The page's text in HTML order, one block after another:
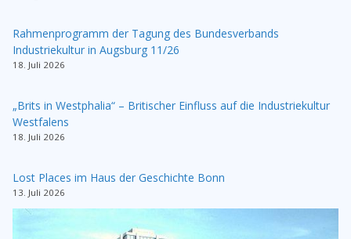
Rahmenprogramm der Tagung des Bundesverbands
Industriekultur in Augsburg 11/26
18. Juli 2026
„Brits in Westphalia“ – Britischer Einfluss auf die Industriekultur
Westfalens
18. Juli 2026
Lost Places im Haus der Geschichte Bonn
13. Juli 2026